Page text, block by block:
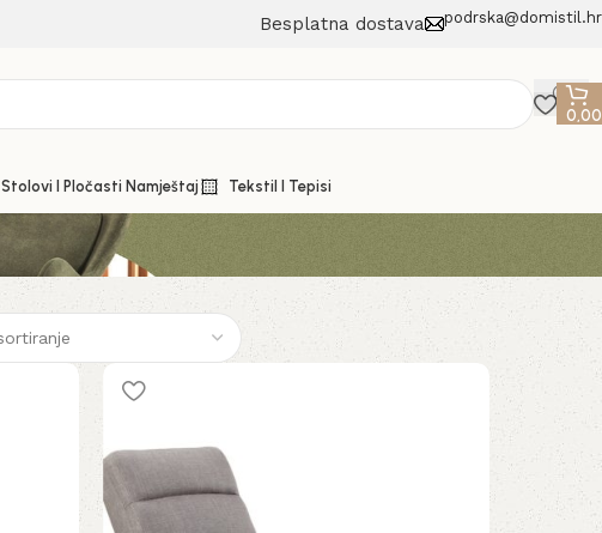
Besplatna dostava podrska@domistil.hr
Stolovi I Pločasti Namještaj Tekstil I Tepisi